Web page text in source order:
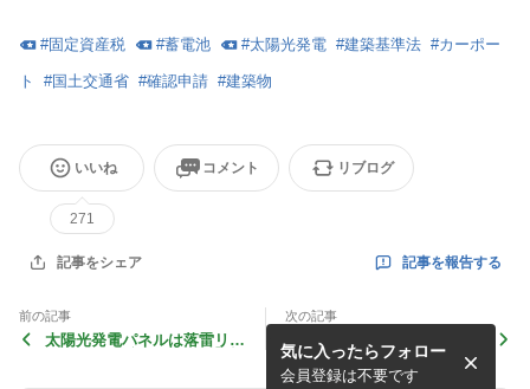
#固定資産税 #蓄電池 #太陽光発電 #建築基準法 #カーポー
ト #国土交通省 #確認申請 #建築物
いいね
271
コメント リブログ
記事をシェア 記事を報告する
前の記事
太陽光発電パネルは落雷リス
次の記事
スマートホームのデメリット
【失敗の実体験】メリットと
いらない家電を解説
気に入ったらフォロー
会員登録は不要です